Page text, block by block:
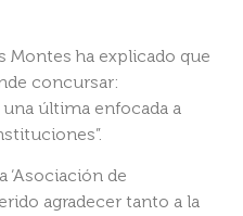
Montes ha explicado que
concursar:
última enfocada a
‘Asociación de
agradecer tanto a la